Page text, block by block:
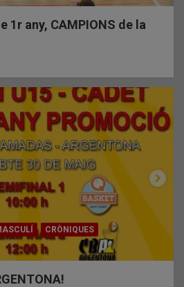
1r any, CAMPIONS de la
CRÒNIQUES